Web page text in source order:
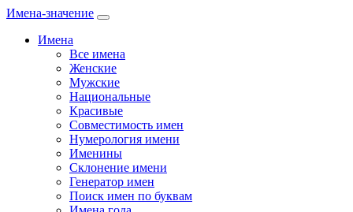
Имена-значение
Имена
Все имена
Женские
Мужские
Национальные
Красивые
Совместимость имен
Нумерология имени
Именины
Склонение имени
Генератор имен
Поиск имен по буквам